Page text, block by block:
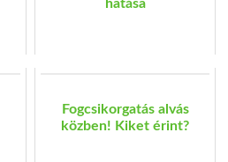
hatása
Fogcsikorgatás alvás
közben! Kiket érint?